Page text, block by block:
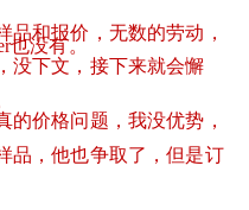
品和报价，无数的劳动，
也没有。
没下文，接下来就会懈
的价格问题，我没优势，
品，他也争取了，但是订